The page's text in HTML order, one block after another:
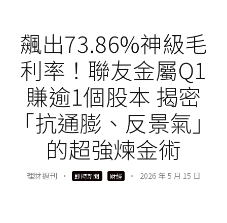
飆出73.86%神級毛
利率！聯友金屬Q1
賺逾1個股本 揭密
「抗通膨、反景氣」
的超強煉金術
理財週刊 · 即時新聞 財經 · 2026 年 5 月 15 日